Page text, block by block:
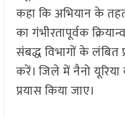
कहा कि अभियान के
का गंभीरतापूर्वक
संबद्ध विभागों के लंबित
करें। जिले में नैनो
प्रयास किया जाए।